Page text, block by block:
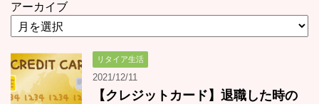
アーカイブ
リタイア生活
2021/12/11
【クレジットカード】退職した時の